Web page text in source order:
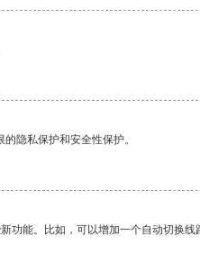
隐私保护和安全性保护。
功能。比如，可以增加一个自动切换